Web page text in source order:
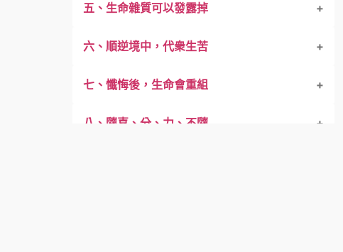
五、生命雜質可以發露掉
六、順逆境中，代衆生苦
七、懺悔後，生命會重組
八、隨喜、分、力、不隨